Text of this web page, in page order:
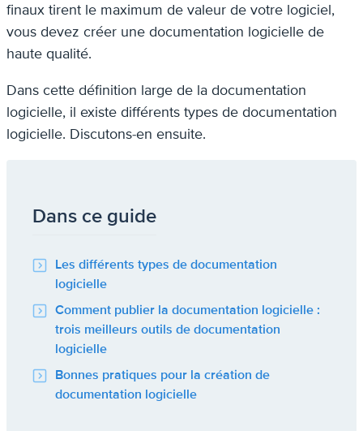
finaux tirent le maximum de valeur de votre logiciel,
vous devez créer une documentation logicielle de
haute qualité.
Dans cette définition large de la documentation
logicielle, il existe différents types de documentation
logicielle. Discutons-en ensuite.
Dans ce guide
Les différents types de documentation
logicielle
Comment publier la documentation logicielle :
trois meilleurs outils de documentation
logicielle
Bonnes pratiques pour la création de
documentation logicielle